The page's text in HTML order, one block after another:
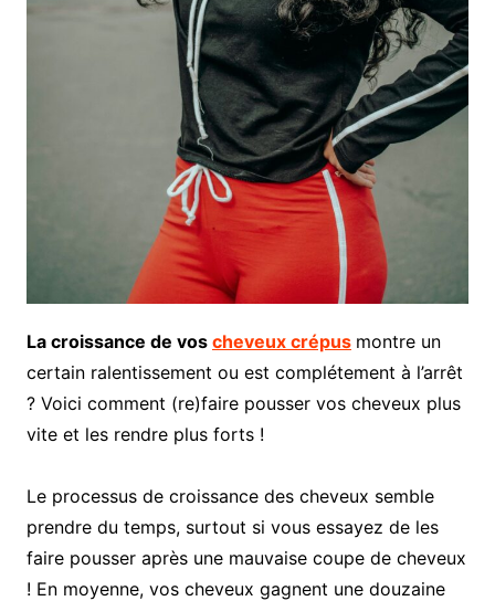
La croissance de vos cheveux crépus montre un
certain ralentissement ou est complétement à l’arrêt
? Voici comment (re)faire pousser vos cheveux plus
vite et les rendre plus forts !
Le processus de croissance des cheveux semble
prendre du temps, surtout si vous essayez de les
faire pousser après une mauvaise coupe de cheveux
! En moyenne, vos cheveux gagnent une douzaine